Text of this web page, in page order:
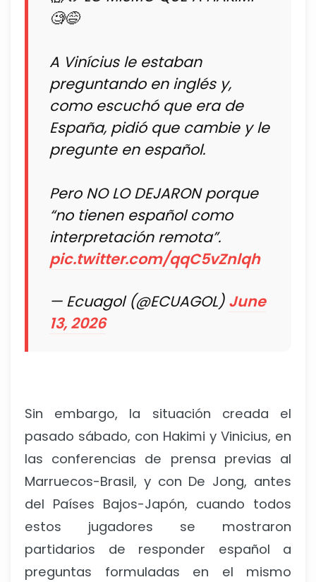
🧐😅
A Vinícius le estaban
preguntando en inglés y,
como escuchó que era de
España, pidió que cambie y le
pregunte en español.
Pero NO LO DEJARON porque
“no tienen español como
interpretación remota”.
pic.twitter.com/qqC5vZnlqh
— Ecuagol (@ECUAGOL) June
13, 2026
Sin embargo, la situación creada el
pasado sábado, con Hakimi y Vinicius, en
las conferencias de prensa previas al
Marruecos-Brasil, y con De Jong, antes
del Países Bajos-Japón, cuando todos
estos jugadores se mostraron
partidarios de responder español a
preguntas formuladas en el mismo